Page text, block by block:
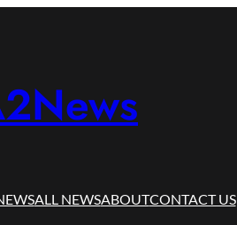
ALL NEWSABOUTCONTACT US